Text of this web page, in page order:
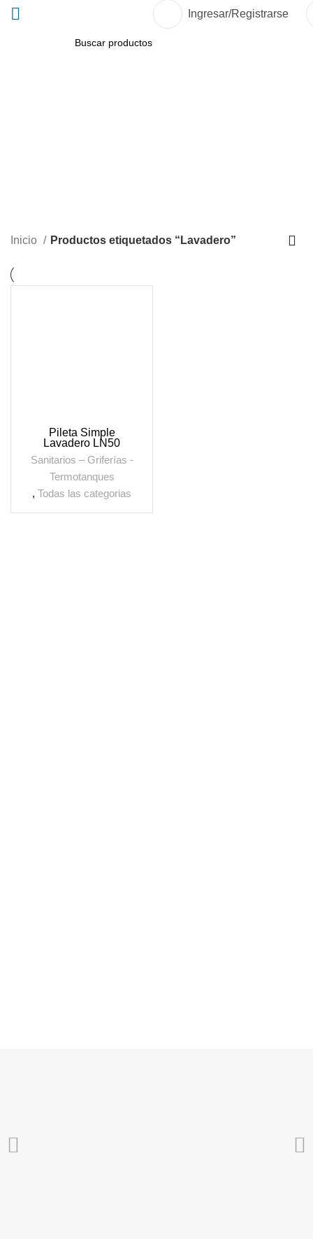
Ingresar/Registrarse
Inicio Productos etiquetados “Lavadero”
Pileta Simple
Lavadero LN50
50x40x25 Johnson
Acero
Sanitarios – Griferías -
Termotanques
, Todas las categorias